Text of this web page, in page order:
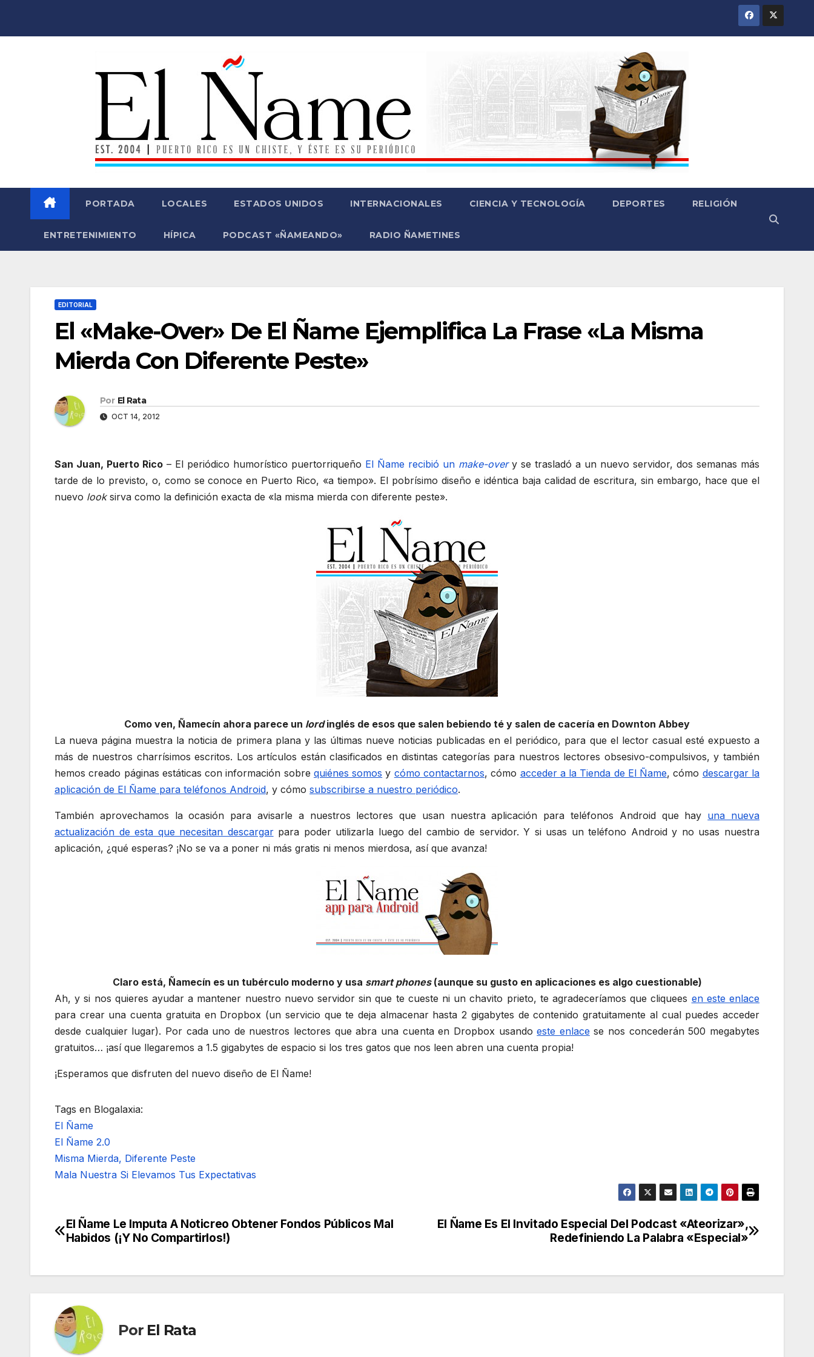
PORTADA LOCALES ESTADOS UNIDOS INTERNACIONALES CIENCIA Y TECNOLOGÍA DEPORTES RELIGIÓN
ENTRETENIMIENTO HÍPICA PODCAST «ÑAMEANDO» RADIO ÑAMETINES
EDITORIAL
El «Make-Over» De El Ñame Ejemplifica La Frase «La Misma
Mierda Con Diferente Peste»
Por El Rata
OCT 14, 2012
San Juan, Puerto Rico – El periódico humorístico puertorriqueño El Ñame recibió un make-overy se trasladó a un nuevo servidor, dos semanas más
tarde de lo previsto, o, como se conoce en Puerto Rico, «a tiempo». El pobrísimo diseño e idéntica baja calidad de escritura, sin embargo, hace que el
nuevo looksirva como la definición exacta de «la misma mierda con diferente peste».
Como ven, Ñamecín ahora parece un lordinglés de esos que salen bebiendo té y salen de cacería en Downton Abbey
La nueva página muestra la noticia de primera plana y las últimas nueve noticias publicadas en el periódico, para que el lector casual esté expuesto a
más de nuestros charrísimos escritos. Los artículos están clasificados en distintas categorías para nuestros lectores obsesivo-compulsivos, y también
hemos creado páginas estáticas con información sobre quiénes somos y cómo contactarnos, cómo acceder a la Tienda de El Ñame, cómo descargar la
aplicación de El Ñame para teléfonos Android, y cómo subscribirse a nuestro periódico.
También aprovechamos la ocasión para avisarle a nuestros lectores que usan nuestra aplicación para teléfonos Android que hay una nueva
actualización de esta que necesitan descargarpara poder utilizarla luego del cambio de servidor. Y si usas un teléfono Android y no usas nuestra
aplicación, ¿qué esperas? ¡No se va a poner ni más gratis ni menos mierdosa, así que avanza!
Claro está, Ñamecín es un tubérculo moderno y usa smart phones(aunque su gusto en aplicaciones es algo cuestionable)
Ah, y si nos quieres ayudar a mantener nuestro nuevo servidor sin que te cueste ni un chavito prieto, te agradeceríamos que cliquees en este enlace
para crear una cuenta gratuita en Dropbox (un servicio que te deja almacenar hasta 2 gigabytes de contenido gratuitamente al cual puedes acceder
desde cualquier lugar). Por cada uno de nuestros lectores que abra una cuenta en Dropbox usandoeste enlace se nos concederán 500 megabytes
gratuitos… ¡así que llegaremos a 1.5 gigabytes de espacio si los tres gatos que nos leen abren una cuenta propia!
¡Esperamos que disfruten del nuevo diseño de El Ñame!
Tags en Blogalaxia:
El Ñame
El Ñame 2.0
Misma Mierda, Diferente Peste
Mala Nuestra Si Elevamos Tus Expectativas
Navegación
entradas
El Ñame Es El Invitado Especial Del Podcast «Ateorizar»,
Redefiniendo La Palabra «Especial»
El Ñame Le Imputa A Noticreo Obtener Fondos Públicos Mal
Habidos (¡Y No Compartirlos!)
Por El Rata